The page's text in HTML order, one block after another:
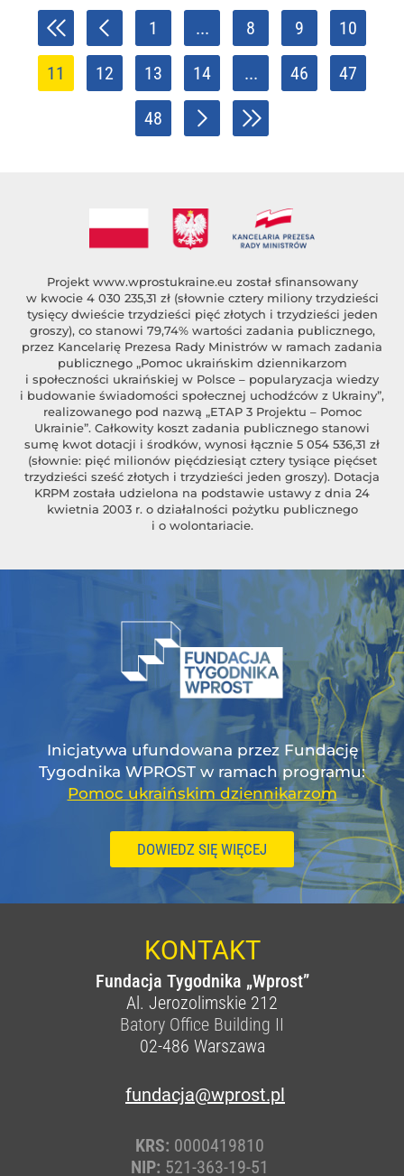
1 ... 8 9 10
11 12 13 14 ... 46 47
48
Projekt www.wprostukraine.eu został sfinansowany
w kwocie 4 030 235,31 zł (słownie cztery miliony trzydzieści
tysięcy dwieście trzydzieści pięć złotych i trzydzieści jeden
groszy), co stanowi 79,74% wartości zadania publicznego,
przez Kancelarię Prezesa Rady Ministrów w ramach zadania
publicznego „Pomoc ukraińskim dziennikarzom
i społeczności ukraińskiej w Polsce – popularyzacja wiedzy
i budowanie świadomości społecznej uchodźców z Ukrainy”,
realizowanego pod nazwą „ETAP 3 Projektu – Pomoc
Ukrainie”. Całkowity koszt zadania publicznego stanowi
sumę kwot dotacji i środków, wynosi łącznie 5 054 536,31 zł
(słownie: pięć milionów pięćdziesiąt cztery tysiące pięćset
trzydzieści sześć złotych i trzydzieści jeden groszy). Dotacja
KRPM została udzielona na podstawie ustawy z dnia 24
kwietnia 2003 r. o działalności pożytku publicznego
i o wolontariacie.
Inicjatywa ufundowana przez Fundację
Tygodnika WPROST w ramach programu:
Pomoc ukraińskim dziennikarzom
DOWIEDZ SIĘ WIĘCEJ
KONTAKT
Fundacja Tygodnika „Wprost”
Al. Jerozolimskie 212
Batory Office Building II
02-486 Warszawa
fundacja@wprost.pl
KRS: 0000419810
NIP: 521-363-19-51